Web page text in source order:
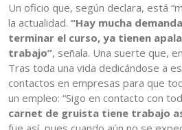
Un oficio que, según declara, está
la actualidad. “Hay mucha
terminar el curso, ya tienen
trabajo”, señala. Una suerte que,
Tras toda una vida dedicándose a
contactos en empresas para que
un empleo: “Sigo en contacto con
carnet de gruista tiene trabajo